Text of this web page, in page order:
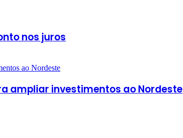
nos juros
ampliar investimentos ao Nordeste